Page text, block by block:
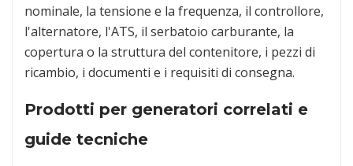
nominale, la tensione e la frequenza, il controllore,
l'alternatore, l'ATS, il serbatoio carburante, la
copertura o la struttura del contenitore, i pezzi di
ricambio, i documenti e i requisiti di consegna.
Prodotti per generatori correlati e
guide tecniche